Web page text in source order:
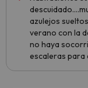
azulejos
verano con la
no haya
escaleras para